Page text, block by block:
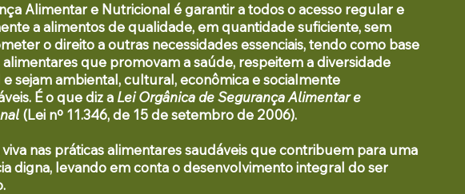
Alimentar e Nutricional égarantir a todos o acesso regular e
a alimentos de qualidade, em quantidade suficiente, sem
o direito a outras necessidades essenciais, tendo como base
alimentares que promovam a saúde, respeitem a diversidade
sejam ambiental, cultural, econômica e socialmente
É o que diz a Lei Orgânica de Segurança Alimentar e
(Lei nº 11.346, de 15 de setembro de 2006).
viva nas práticas alimentares saudáveis que contribuem para uma
digna, levando em conta o desenvolvimento integral do ser